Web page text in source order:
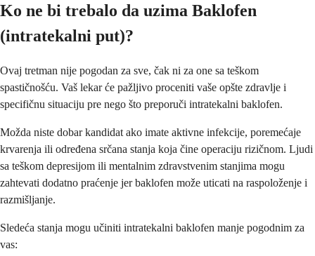
Ko ne bi trebalo da uzima Baklofen
(intratekalni put)?
Ovaj tretman nije pogodan za sve, čak ni za one sa teškom
spastičnošću. Vaš lekar će pažljivo proceniti vaše opšte zdravlje i
specifičnu situaciju pre nego što preporuči intratekalni baklofen.
Možda niste dobar kandidat ako imate aktivne infekcije, poremećaje
krvarenja ili određena srčana stanja koja čine operaciju rizičnom. Ljudi
sa teškom depresijom ili mentalnim zdravstvenim stanjima mogu
zahtevati dodatno praćenje jer baklofen može uticati na raspoloženje i
razmišljanje.
Sledeća stanja mogu učiniti intratekalni baklofen manje pogodnim za
vas: